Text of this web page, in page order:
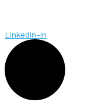
Linkedin-in